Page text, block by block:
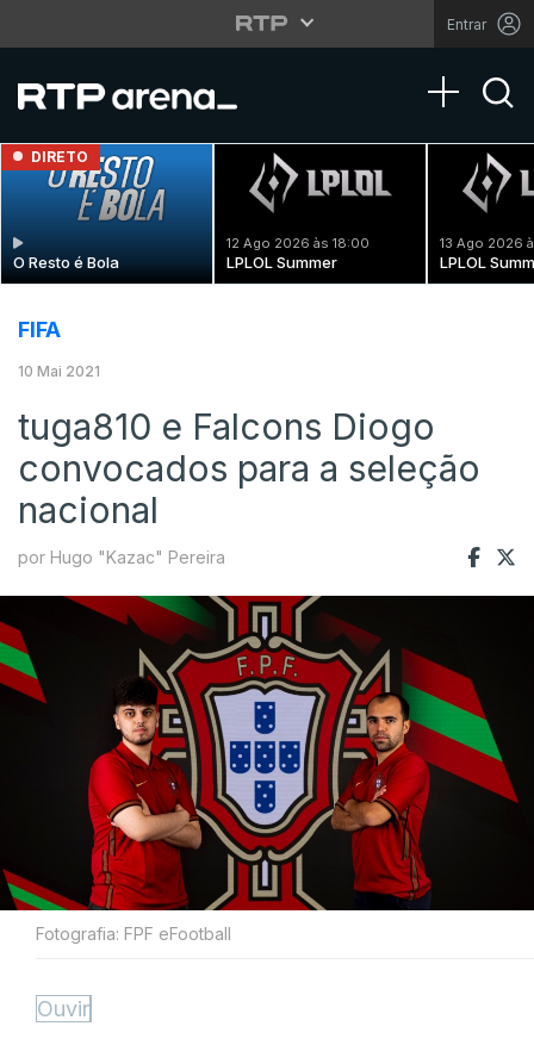
Entrar
Toggle
DIRETO
O Resto é Bola
12 Ago 2026 às 18:00
LPLOL Summer
13 Ago 2026
LPLOL
FIFA
10 Mai 2021
tuga810 e Falcons Diogo
convocados para a seleção
nacional
por Hugo "Kazac" Pereira
Fotografia: FPF eFootball
Ouvir